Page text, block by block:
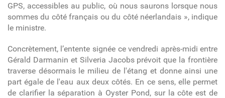
GPS, accessibles au public, où nous saurons lorsque nous
sommes du côté français ou du côté néerlandais », indique
le ministre.
Concrètement, l’entente signée ce vendredi après-midi entre
Gérald Darmanin et Silveria Jacobs prévoit que la frontière
traverse désormais le milieu de l'étang et donne ainsi une
part égale de l'eau aux deux côtés. En ce sens, elle permet
de clarifier la séparation à Oyster Pond, sur la côte est de